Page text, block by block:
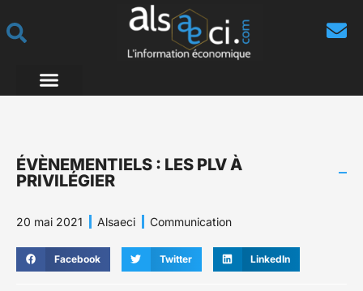
ÉVÈNEMENTIELS : LES PLV À
PRIVILÉGIER
20 mai 2021 Alsaeci Communication
Facebook Twitter LinkedIn